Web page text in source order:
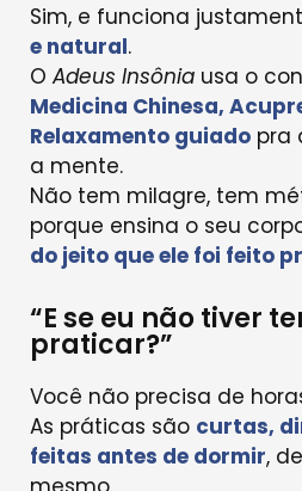
Sim, e funciona
e natural.
O Adeus Insônia usa o
Medicina Chinesa,
Relaxamento guiado pra
a mente.
Não tem milagre, tem
porque ensina o seu
do jeito que ele foi feito
“E se eu não tiver
praticar?”
Você não precisa de
As práticas são curtas,
feitas antes de dormir,